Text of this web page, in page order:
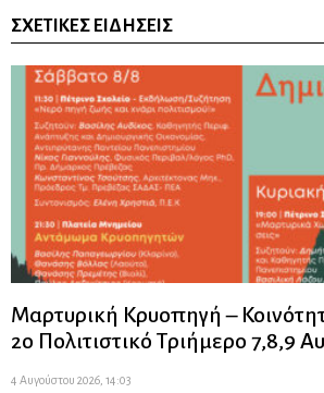
ΣΧΕΤΙΚΈΣ ΕΙΔΉΣΕΙΣ
Μαρτυρική Κρυοπηγή –
2ο Πολιτιστικό Τριήμερο 7,8,9
4 Αυγούστου 2026, 14:03